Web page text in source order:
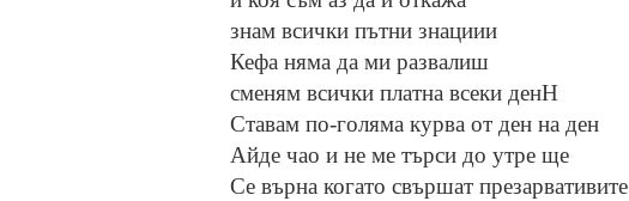
знам всички пътни знациии
Кефа няма да ми развалиш
сменям всички платна всеки денН
Ставам по-голяма курва от ден на ден
Айде чао и не ме търси до утре ще
Се върна когато свършат презарвативите